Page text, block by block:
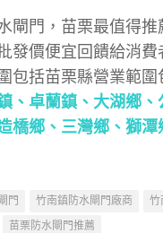
閘門，苗栗最值得
發價便宜回饋給消
包括苗栗縣營業範圍
、 卓蘭鎮 、 大湖鄉 、
橋鄉 、 三灣鄉 、 獅潭
門 竹南鎮防水閘門廠商 竹
苗栗防水閘門推薦